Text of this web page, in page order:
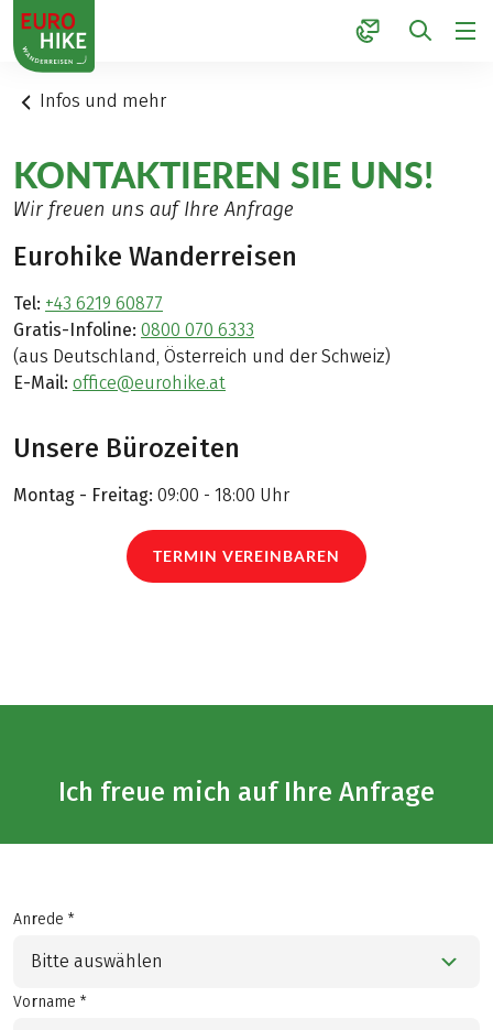
1
Infos und mehr
KONTAKTIEREN SIE UNS!
Wir freuen uns auf Ihre Anfrage
Eurohike Wanderreisen
Tel: +43 6219 60877
Gratis-Infoline: 0800 070 6333
(aus Deutschland, Österreich und der Schweiz)
E-Mail: office@eurohike.at
Unsere Bürozeiten
Montag - Freitag: 09:00 - 18:00 Uhr
TERMIN VEREINBAREN
Ich freue mich auf Ihre Anfrage
Anrede *
Bitte auswählen
Vorname *